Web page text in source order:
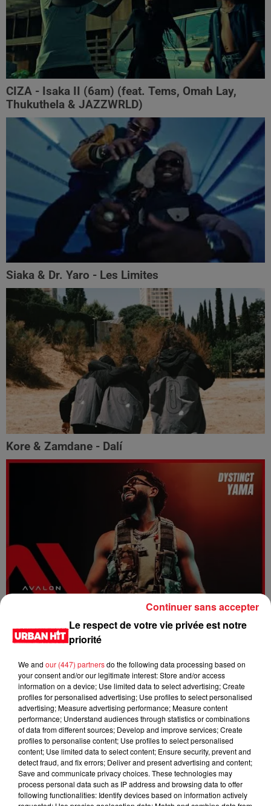
CIZA - Isaka II (6am) (feat. Tems, Omah Lay,
Thukuthela & JAZZWRLD)
Siaka & Dr. Yaro - Les Limites
Kore & Zamdane - Dalí
FOLA & Victony - golibe
Le respect de votre vie privée est notre
priorité
We and our (447) partnersdo the following data processing based on
your consent and/or our legitimate interest: Store and/or access
information on a device; Use limited data to select advertising; Create
profiles for personalised advertising; Use profiles to select personalised
advertising; Measure advertising performance; Measure content
performance; Understand audiences through statistics or combinations
of data from different sources; Develop and improve services; Create
profiles to personalise content; Use profiles to select personalised
content; Use limited data to select content; Ensure security, prevent and
detect fraud, and fix errors; Deliver and present advertising and content;
Save and communicate privacy choices. These technologies may
process personal data such as IP address and browsing data to offer
following functionalities: Identify devices based on information actively
Continuer sans accepter